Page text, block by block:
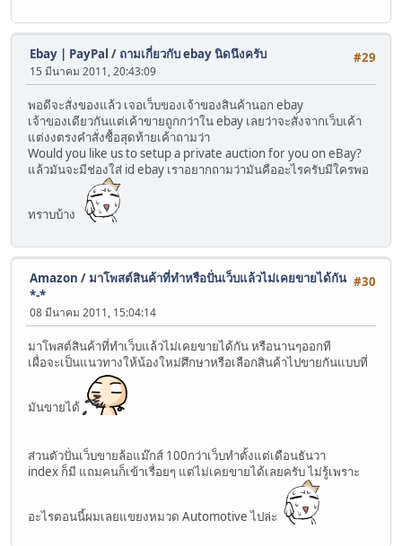
#29
Ebay | PayPal / ถามเกี่ยวกับ ebay นิดนึงครับ
15 มีนาคม 2011, 20:43:09
พอดีจะสั่งของแล้ว เจอเว็บของเจ้าของสินค้านอก ebay
เจ้าของเดียวกันแต่เค้าขายถูกกว่าใน ebay เลยว่าจะสั่งจากเว็บเค้า
แต่งงตรงคำสั่งซื้อสุดท้ายเค้าถามว่า
Would you like us to setup a private auction for you on eBay?
แล้วมันจะมีช่องใส่ id ebay เราอยากถามว่ามันคืออะไรครับมีใครพอ
ทราบบ้าง
#30
Amazon / มาโพสต์สินค้าที่ทำหรือปั่นเว็บแล้วไม่เคยขายได้กัน
*-*
08 มีนาคม 2011, 15:04:14
มาโพสต์สินค้าที่ทำเว็บแล้วไม่เคยขายได้กัน หรือนานๆออกที
เผื่อจะเป็นแนวทางให้น้องใหม่ศึกษาหรือเลือกสินค้าไปขายกันแบบที่
มันขายได้
ส่วนตัวปั่นเว็บขายล้อแม๊กส์ 100กว่าเว็บทำตั้งแต่เดือนธันวา
index ก็มี แถมคนก็เข้าเรื่อยๆ แต่ไม่เคยขายได้เลยครับ ไม่รู้เพราะ
อะไรตอนนี้ผมเลยแขยงหมวด Automotive ไปล่ะ